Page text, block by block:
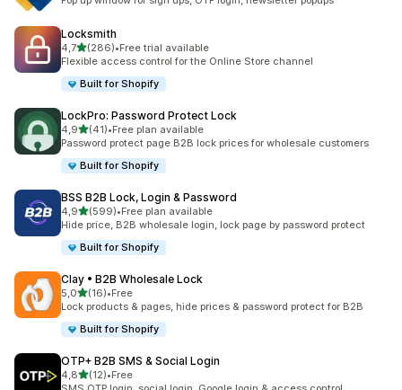
Locksmith
4,7/ 5 tähteä
(286)
286 arvostelua yhteensä
•Free trial available
Flexible access control for the Online Store channel
Built for Shopify
LockPro: Password Protect Lock
4,9/ 5 tähteä
(41)
41 arvostelua yhteensä
•Free plan available
Password protect page B2B lock prices for wholesale customers
Built for Shopify
BSS B2B Lock, Login & Password
4,9/ 5 tähteä
(599)
599 arvostelua yhteensä
•Free plan available
Hide price, B2B wholesale login, lock page by password protect
Built for Shopify
Clay • B2B Wholesale Lock
5,0/ 5 tähteä
(16)
16 arvostelua yhteensä
•Free
Lock products & pages, hide prices & password protect for B2B
Built for Shopify
OTP+ B2B SMS & Social Login
4,8/ 5 tähteä
(12)
12 arvostelua yhteensä
•Free